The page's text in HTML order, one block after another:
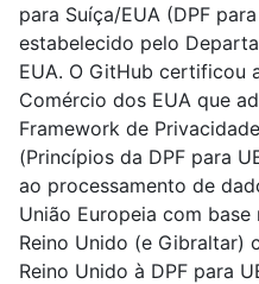
para Suíça/EUA (DPF
estabelecido pelo
EUA. O GitHub certificou
Comércio dos EUA que
Framework de
(Princípios da DPF para
ao processamento de
União Europeia com base
Reino Unido (e Gibraltar)
Reino Unido à DPF para